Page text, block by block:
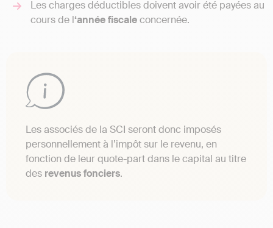
Les charges déductibles doivent avoir été payées au
cours de l‘année fiscaleconcernée.
Les associés de la SCI seront donc imposés
personnellement à l’impôt sur le revenu, en
fonction de leur quote-part dans le capital au titre
des revenus fonciers.